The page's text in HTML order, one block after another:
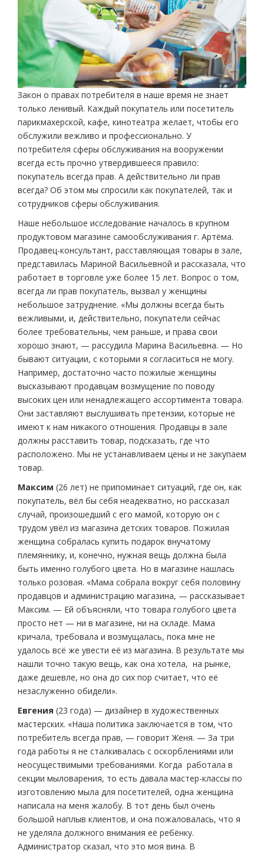
Закон о правах потребителя в наше время не знает
только ленивый. Каждый покупатель или посетитель
парикмахерской, кафе, кинотеатра желает, чтобы его
обслужили вежливо и профессионально. У
потребителя сферы обслуживания на вооружении
всегда есть прочно утвердившееся правило:
покупатель всегда прав. А действительно ли прав
всегда? Об этом мы спросили как покупателей, так и
сотрудников сферы обслуживания.
Наше небольшое исследование началось в крупном
продуктовом магазине самообслуживания г. Артёма.
Продавец-консультант, расставляющая товары в зале,
представилась Мариной Васильевной и рассказала, что
работает в торговле уже более 15 лет. Вопрос о том,
всегда ли прав покупатель, вызвал у женщины
небольшое затруднение. «Мы должны всегда быть
вежливыми, и, действительно, покупатели сейчас
более требовательны, чем раньше, и права свои
хорошо знают, — рассудила Марина Васильевна. — Но
бывают ситуации, с которыми я согласиться не могу.
Например, достаточно часто пожилые женщины
высказывают продавцам возмущение по поводу
высоких цен или ненадлежащего ассортимента товара.
Они заставляют выслушивать претензии, которые не
имеют к нам никакого отношения. Продавцы в зале
должны расставить товар, подсказать, где что
расположено. Мы не устанавливаем цены и не закупаем
товар.
Максим (26 лет) не припоминает ситуаций, где он, как
покупатель, вёл бы себя неадекватно, но рассказал
случай, произошедший с его мамой, которую он с
трудом увёл из магазина детских товаров. Пожилая
женщина собралась купить подарок внучатому
племяннику, и, конечно, нужная вещь должна была
быть именно голубого цвета. Но в магазине нашлась
только розовая. «Мама собрала вокруг себя половину
продавцов и администрацию магазина, — рассказывает
Максим. — Ей объясняли, что товара голубого цвета
просто нет — ни в магазине, ни на складе. Мама
кричала, требовала и возмущалась, пока мне не
удалось всё же увести её из магазина. В результате мы
нашли точно такую вещь, как она хотела, на рынке,
даже дешевле, но она до сих пор считает, что её
незаслуженно обидели».
Евгения (23 года) — дизайнер в художественных
мастерских. «Наша политика заключается в том, что
потребитель всегда прав, — говорит Женя. — За три
года работы я не сталкивалась с оскорблениями или
неосуществимыми требованиями. Когда работала в
секции мыловарения, то есть давала мастер-классы по
изготовлению мыла для посетителей, одна женщина
написала на меня жалобу. В тот день был очень
большой наплыв клиентов, и она пожаловалась, что я
не уделяла должного внимания её ребёнку.
Администратор сказал, что это моя вина. В